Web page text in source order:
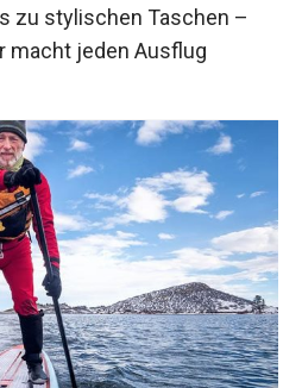
zu stylischen Taschen –
macht jeden Ausflug